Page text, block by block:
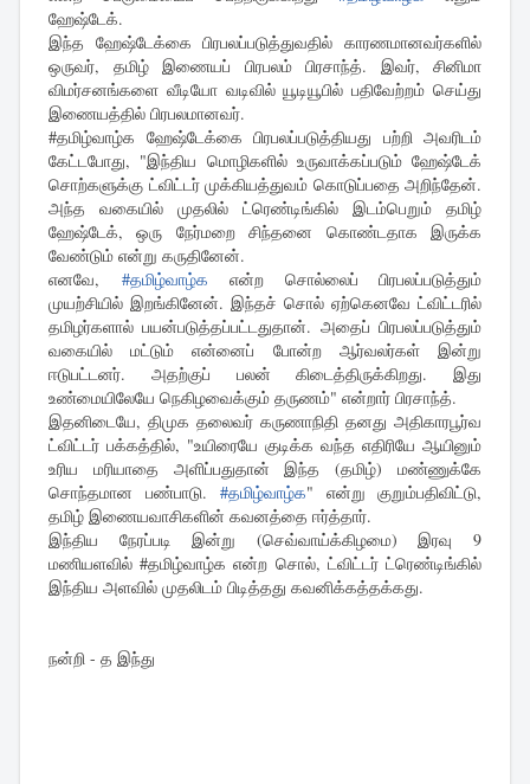
ஹேஷ்டேக்.
இந்த ஹேஷ்டேக்கை பிரபலப்படுத்துவதில் காரணமானவர்களில்
ஒருவர், தமிழ் இணையப் பிரபலம் பிரசாந்த். இவர், சினிமா
விமர்சனங்களை வீடியோ வடிவில் யூடியூபில் பதிவேற்றம் செய்து
இணையத்தில் பிரபலமானவர்.
#தமிழ்வாழ்க ஹேஷ்டேக்கை பிரபலப்படுத்தியது பற்றி அவரிடம்
கேட்டபோது, "இந்திய மொழிகளில் உருவாக்கப்படும் ஹேஷ்டேக்
சொற்களுக்கு ட்விட்டர் முக்கியத்துவம் கொடுப்பதை அறிந்தேன்.
அந்த வகையில் முதலில் ட்ரெண்டிங்கில் இடம்பெறும் தமிழ்
ஹேஷ்டேக், ஒரு நேர்மறை சிந்தனை கொண்டதாக இருக்க
வேண்டும் என்று கருதினேன்.
எனவே, #தமிழ்வாழ்க என்ற சொல்லைப் பிரபலப்படுத்தும்
முயற்சியில் இறங்கினேன். இந்தச் சொல் ஏற்கெனவே ட்விட்டரில்
தமிழர்களால் பயன்படுத்தப்பட்டதுதான். அதைப் பிரபலப்படுத்தும்
வகையில் மட்டும் என்னைப் போன்ற ஆர்வலர்கள் இன்று
ஈடுபட்டனர். அதற்குப் பலன் கிடைத்திருக்கிறது. இது
உண்மையிலேயே நெகிழவைக்கும் தருணம்" என்றார் பிரசாந்த்.
இதனிடையே, திமுக தலைவர் கருணாநிதி தனது அதிகாரபூர்வ
ட்விட்டர் பக்கத்தில், "உயிரையே குடிக்க வந்த எதிரியே ஆயினும்
உரிய மரியாதை அளிப்பதுதான் இந்த (தமிழ்) மண்ணுக்கே
சொந்தமான பண்பாடு. #தமிழ்வாழ்க" என்று குறும்பதிவிட்டு,
தமிழ் இணையவாசிகளின் கவனத்தை ஈர்த்தார்.
இந்திய நேரப்படி இன்று (செவ்வாய்க்கிழமை) இரவு 9
மணியளவில் #தமிழ்வாழ்க என்ற சொல், ட்விட்டர் ட்ரெண்டிங்கில்
இந்திய அளவில் முதலிடம் பிடித்தது கவனிக்கத்தக்கது.
நன்றி - த இந்து